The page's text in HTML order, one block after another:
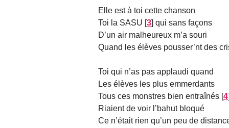
Elle est à toi cette chanson
Toi la SASU [3] qui sans façons
D’un air malheureux m’a souri
Quand les élèves pousser’nt des
Toi qui n’as pas applaudi quand
Les élèves les plus emmerdants
Tous ces monstres bien entraînés [4]
Riaient de voir l’bahut bloqué
Ce n’était rien qu’un peu de